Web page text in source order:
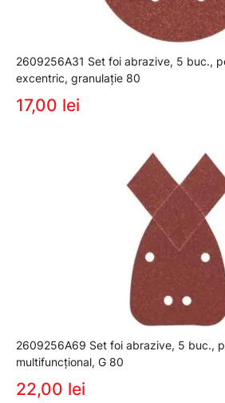
2609256A31 Set foi abrazive, 5 buc.,
excentric, granulaţie 80
17,00 lei
2609256A69 Set foi abrazive, 5 buc.,
multifuncţional, G 80
22,00 lei